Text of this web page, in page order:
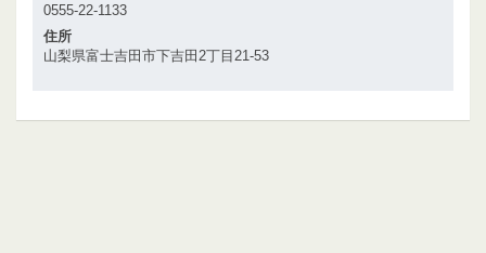
0555-22-1133
住所
山梨県富士吉田市下吉田2丁目21-53